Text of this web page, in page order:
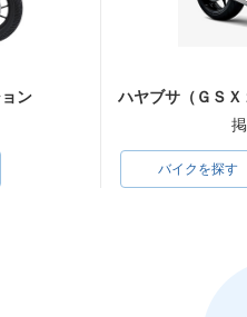
ン
バイクを探す